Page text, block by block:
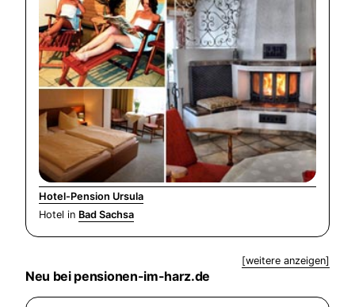
Hotel-Pension Ursula
Hotel in Bad Sachsa
[weitere anzeigen]
Neu bei pensionen-im-harz.de